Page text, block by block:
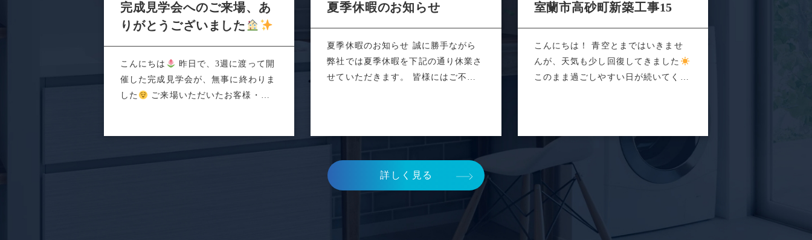
完成見学会へのご来場、あ
りがとうございました
こんにちは
昨日で、3週に渡って開
催した完成見学会が、無事に終わりま
した
ご来場いただいたお客様・関
夏季休暇のお知らせ
夏季休暇のお知らせ 誠に勝手ながら
弊社では夏季休暇を下記の通り休業さ
せていただきます。 皆様にはご不便
室蘭市高砂町新築工事15
こんにちは！ 青空とまではいきませ
んが、天気も少し回復してきました
このまま過ごしやすい日が続いてくれ
詳しく見る